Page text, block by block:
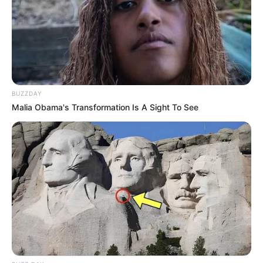
um e-mail paraa_blopes@hotmail.com.
Um abraço,
Angélica Bonfiglioli Lopes
BUZZDAY
Malia Obama's Transformation Is A Sight To See